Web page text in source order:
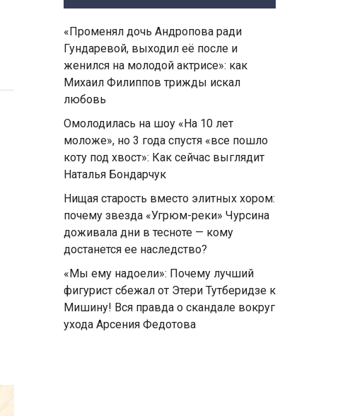
«Променял дочь Андропова ради
Гундаревой, выходил её после и
женился на молодой актрисе»: как
Михаил Филиппов трижды искал
любовь
Омолодилась на шоу «На 10 лет
моложе», но 3 года спустя «все пошло
коту под хвост»: Как сейчас выглядит
Наталья Бондарчук
Нищая старость вместо элитных хором:
почему звезда «Угрюм-реки» Чурсина
доживала дни в тесноте — кому
достанется ее наследство?
«Мы ему надоели»: Почему лучший
фигурист сбежал от Этери Тутберидзе к
Мишину! Вся правда о скандале вокруг
ухода Арсения Федотова